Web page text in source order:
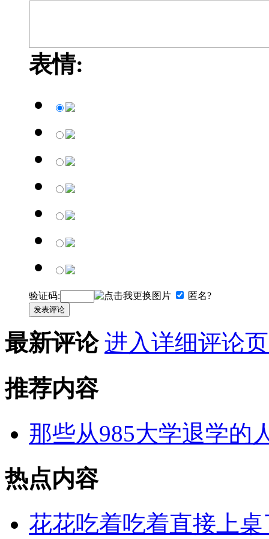
表情:
验证码: 匿名?
发表评论
最新评论 进入详细评论
推荐内容
那些从985大学退学的
热点内容
花花吃着吃着直接上桌